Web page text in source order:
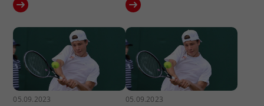
05.09.2023 05.09.2023